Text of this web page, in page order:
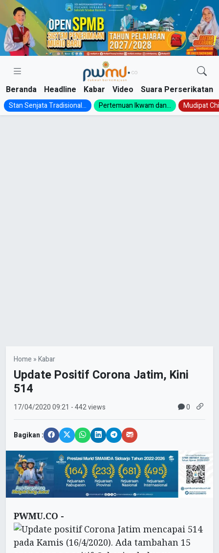
Skip
content
Beranda Headline Kabar Video Suara Perserikatan
Stan Senjata Tradisional... Pertemuan Ikwam dan... Mudipat
Home »Kabar
Update Positif Corona Jatim, Kini
514
17/04/202009:21 - 442 views 0
Bagikan :
PWMU.CO -